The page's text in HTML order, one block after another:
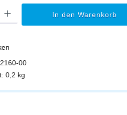
In den Warenkorb
00
0,2 kg